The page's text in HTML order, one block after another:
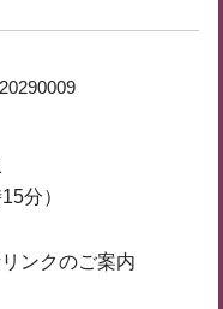
分）
ンクのご案内